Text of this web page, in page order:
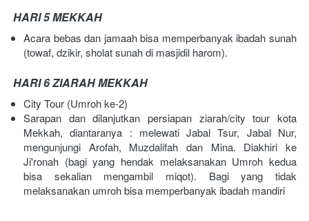
HARI 5 MEKKAH
Acara bebas dan jamaah bisa memperbanyak ibadah sunah
(towaf, dzikir, sholat sunah di masjidil harom).
HARI 6 ZIARAH MEKKAH
City Tour (Umroh ke-2)
Sarapan dan dilanjutkan persiapan ziarah/city tour kota
Mekkah, diantaranya : melewati Jabal Tsur, Jabal Nur,
mengunjungi Arofah, Muzdalifah dan Mina. Diakhiri ke
Ji'ronah (bagi yang hendak melaksanakan Umroh kedua
bisa sekalian mengambil miqot). Bagi yang tidak
melaksanakan umroh bisa memperbanyak ibadah mandiri